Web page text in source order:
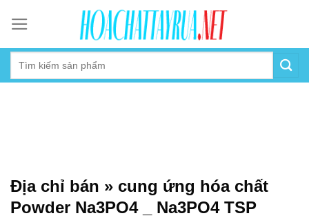
content
Địa chỉ bán » cung ứng hóa chất
Powder Na3PO4 _ Na3PO4 TSP